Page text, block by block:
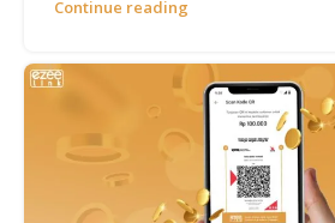
Continue reading